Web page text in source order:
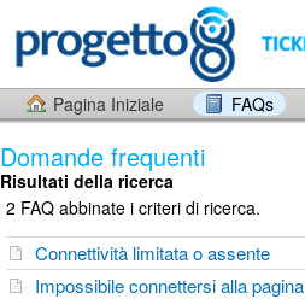
Pagina Iniziale FAQs
Domande frequenti
Risultati della ricerca
2 FAQ abbinate i criteri di ricerca.
Connettività limitata o assente
Impossibile connettersi alla pagina